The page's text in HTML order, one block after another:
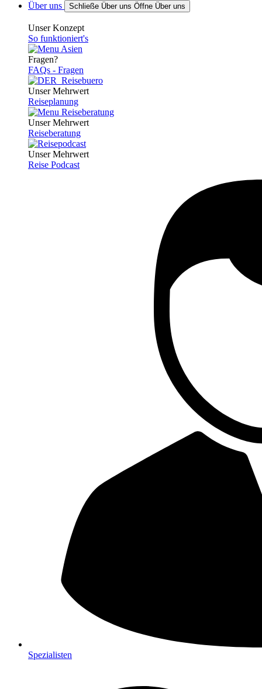
Über uns
Schließe Über uns Öffne Über uns
Unser Konzept
So funktioniert's
Fragen?
FAQs - Fragen
Unser Mehrwert
Reiseplanung
Unser Mehrwert
Reiseberatung
Unser Mehrwert
Reise Podcast
Spezialisten